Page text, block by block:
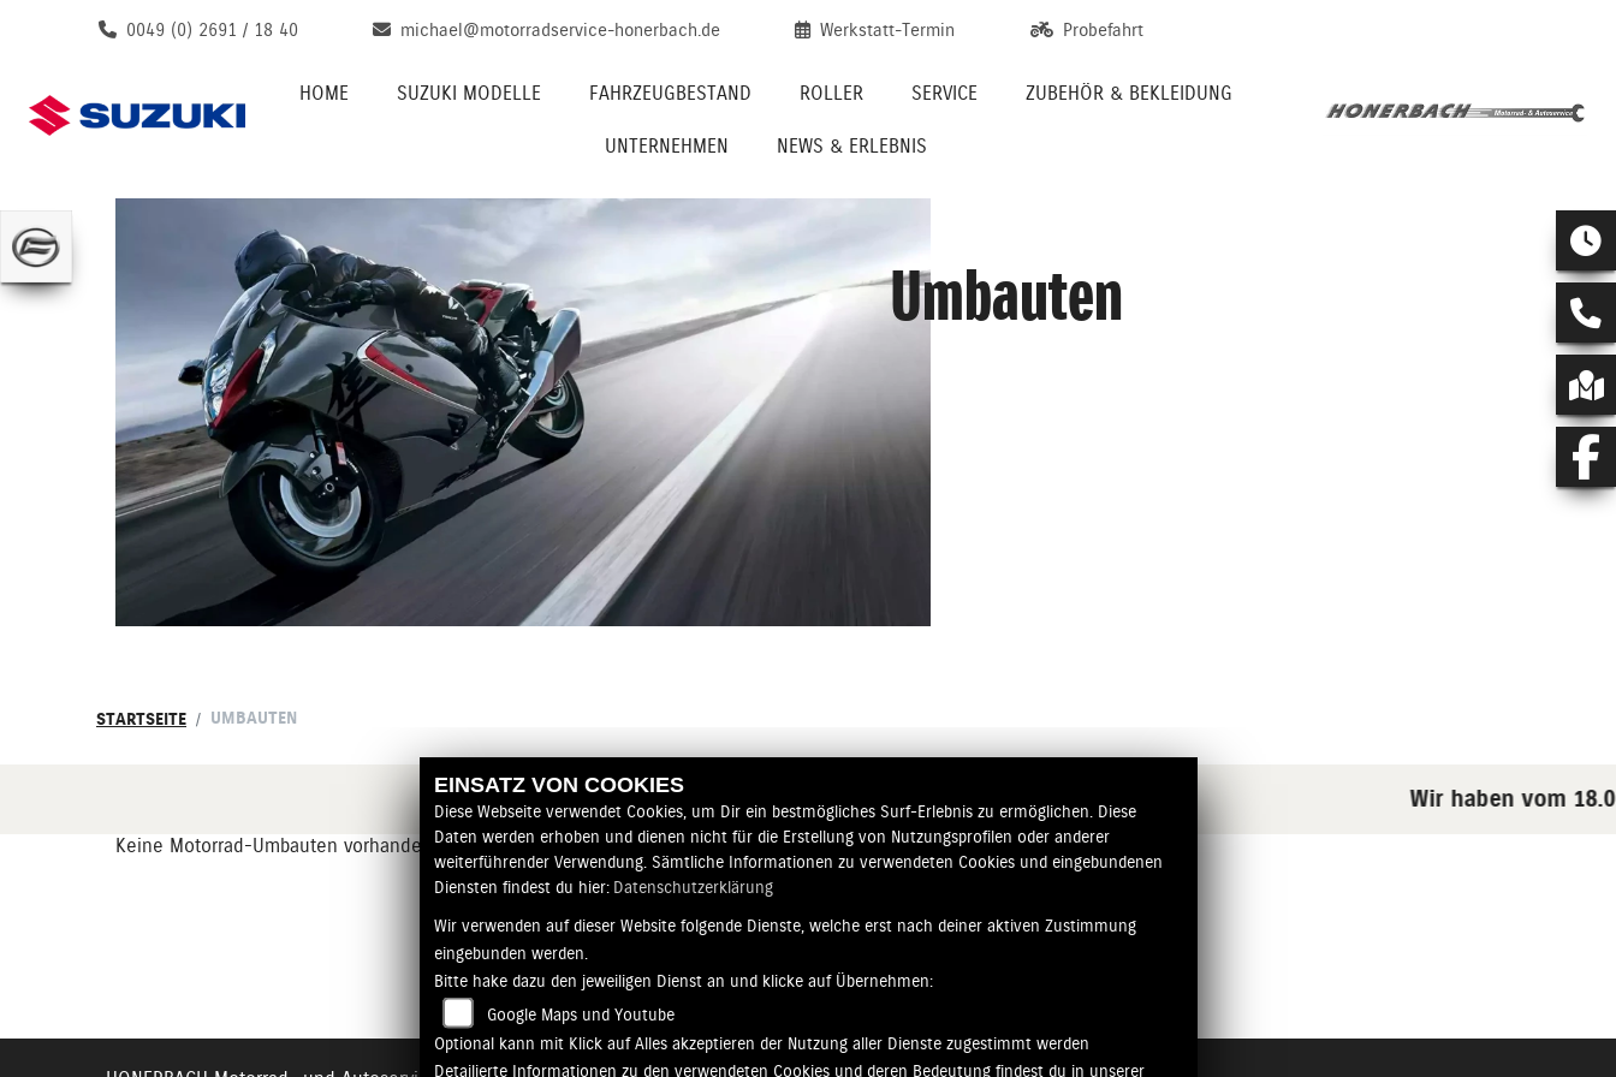
0049 (0) 2691 / 18 40 michael@motorradservice-honerbach.de Werkstatt-Termin Probefahrt
HOME SUZUKI MODELLE FAHRZEUGBESTAND ROLLER SERVICE ZUBEHÖR & BEKLEIDUNG
UNTERNEHMEN NEWS & ERLEBNIS
Umbauten
STARTSEITE UMBAUTEN
Wir haben vom
Keine Motorrad-Umbauten vorhanden.
EINSATZ VON COOKIES
Diese Webseite verwendet Cookies, um Dir ein bestmögliches Surf-Erlebnis zu ermöglichen. Diese
Daten werden erhoben und dienen nicht für die Erstellung von Nutzungsprofilen oder anderer
weiterführender Verwendung. Sämtliche Informationen zu verwendeten Cookies und eingebundenen
Diensten findest du hier: Datenschutzerklärung
Wir verwenden auf dieser Website folgende Dienste, welche erst nach deiner aktiven Zustimmung
eingebunden werden.
Bitte hake dazu den jeweiligen Dienst an und klicke auf Übernehmen:
Google Maps und Youtube
Optional kann mit Klick auf Alles akzeptieren der Nutzung aller Dienste zugestimmt werden
Detailierte Informationen zu den verwendeten Cookies und deren Bedeutung findest du in unserer